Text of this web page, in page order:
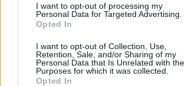
I want to opt-out of processing my
Personal Data for Targeted Advertising.
Opted In
I want to opt-out of Collection, Use,
Retention, Sale, and/or Sharing of my
Personal Data that Is Unrelated with the
Purposes for which it was collected.
Opted In
Stivostime.GR
Καρνεάδου 25-29, 106 75, Αθήνα